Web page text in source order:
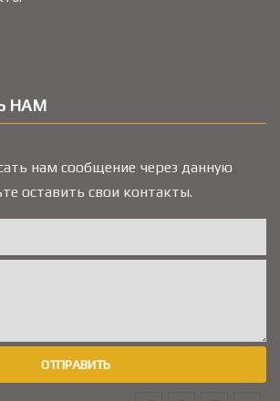
НАМ
нам сообщение через данную
оставить свои контакты.
ОТПРАВИТЬ